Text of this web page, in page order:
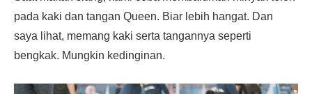
pada kaki dan tangan Queen. Biar lebih hangat. Dan
saya lihat, memang kaki serta tangannya seperti
bengkak. Mungkin kedinginan.